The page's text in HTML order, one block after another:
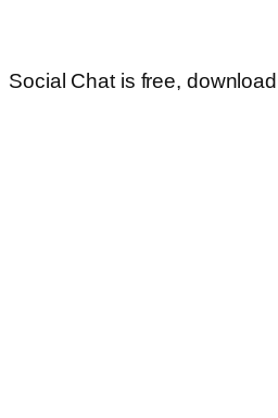
Social Chat is free,